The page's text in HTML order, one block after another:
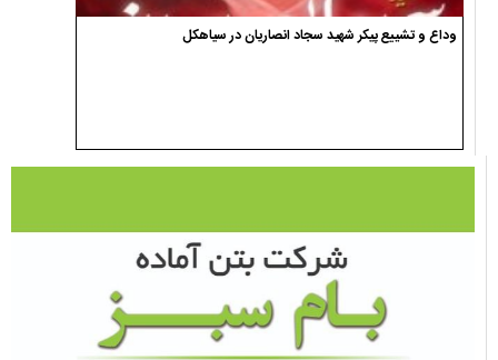
وداع و تشییع پیکر شهید سجاد انصاریان در سیاهکل